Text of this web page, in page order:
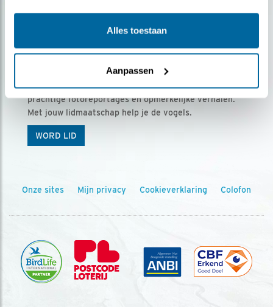
Alles toestaan
Aanpassen
Ontvang 5 x Vogels voor € 36,00 per jaar
Vogels is het tijdschrift voor onze leden, met
prachtige fotoreportages en opmerkelijke verhalen.
Met jouw lidmaatschap help je de vogels.
WORD LID
Onze sites Mijn privacy Cookieverklaring Colofon